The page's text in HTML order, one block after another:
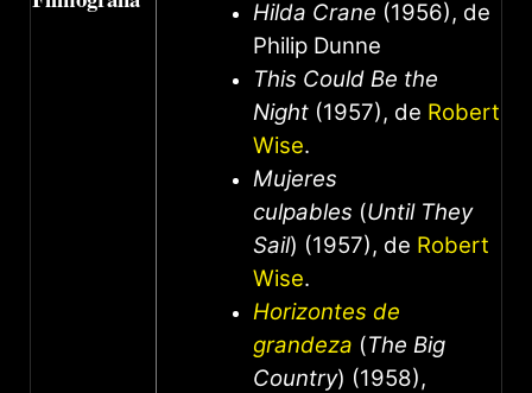
Hilda Crane (1956), de
Philip Dunne
This Could Be the
Night (1957), de Robert
Wise.
Mujeres
culpables (Until They
Sail) (1957), de Robert
Wise.
Horizontes de
grandeza (The Big
Country) (1958),